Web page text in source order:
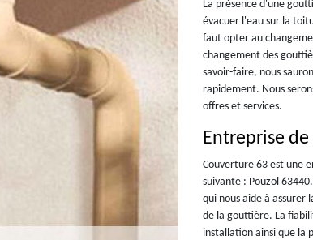
La présence d'une
évacuer l'eau sur la
faut opter au
changement des
savoir-faire, nous
rapidement. Nous
offres et services.
Entreprise
Couverture 63 est une
suivante : Pouzol
qui nous aide à
de la gouttière. La
installation ainsi que la